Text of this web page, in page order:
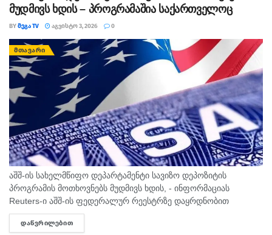
უმეტესობა პოლიციას...
მუდმივს ხდის – პროგრამაშია საქართველოც
BYᲛᲔᲒᲐ TV ᲐᲒᲕᲘᲡᲢᲝ 3, 2026 0
ᲛᲗᲐᲕᲐᲠᲘ
აშშ-ის სახელმწიფო დეპარტამენტი სავიზო დეპოზიტის
პროგრამის მოთხოვნებს მუდმივს ხდის, - ინფორმაციას
Reuters-ი აშშ-ის ფედერალურ რეესტრზე დაყრდნობით
ავრცელებს. აშშ-ის ფედერალური რეესტრის ცნობით,
მოთხოვნები ვრცელდება B1 და B2 ვიზებზე, რომლებიც
ᲓᲐᲬᲕᲠᲘᲚᲔᲑᲘᲗ